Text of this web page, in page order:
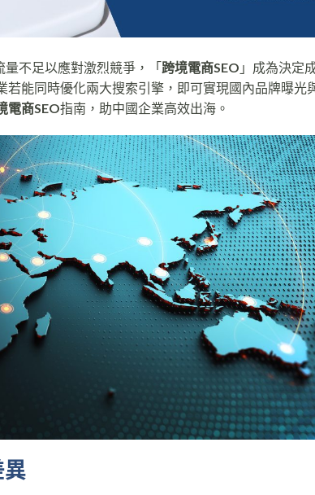
不足以應對激烈競爭，「 跨境電商SEO 」成為決定
能同時優化兩大搜索引擎，即可實現國內品牌曝光
電商SEO指南，助中國企業高效出海。
異